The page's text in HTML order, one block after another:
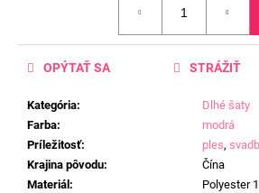
Kategória:
Dlhé šaty
Farba:
modrá
Príležitosť: ples,
Krajina pôvodu:
Čína
Materiál :
Polyester
OPÝTAŤ SA STRÁŽIŤ